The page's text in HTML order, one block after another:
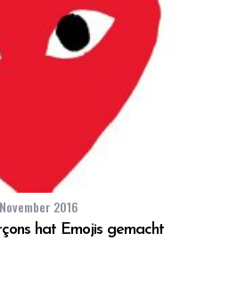
2016
hat Emojis gemacht